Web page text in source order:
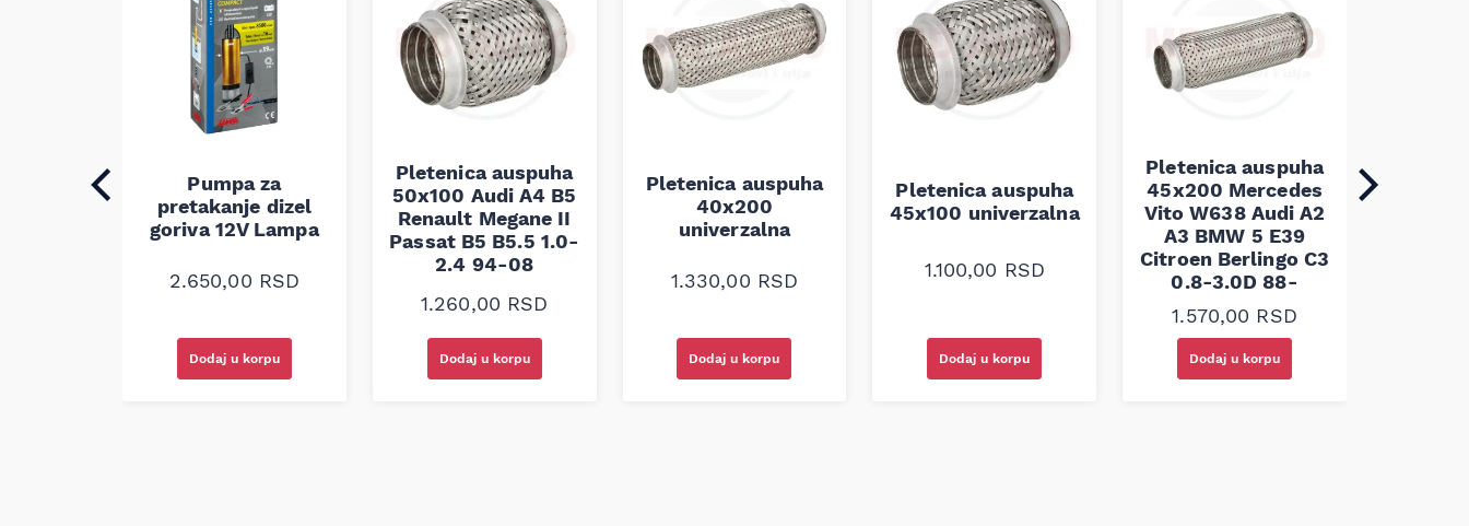
Pumpa za
pretakanje dizel
goriva 12V Lampa
2.650,00 RSD
Dodaj u korpu
Pletenica auspuha
50x100 Audi A4 B5
Renault Megane II
Passat B5 B5.5 1.0-
2.4 94-08
1.260,00 RSD
Dodaj u korpu
Pletenica auspuha
40x200
univerzalna
1.330,00 RSD
Dodaj u korpu
Pletenica auspuha
45x100 univerzalna
1.100,00 RSD
Dodaj u korpu
Pletenica auspuha
45x200 Mercedes
Vito W638 Audi A2
A3 BMW 5 E39
Citroen Berlingo C3
0.8-3.0D 88-
1.570,00 RSD
Dodaj u korpu